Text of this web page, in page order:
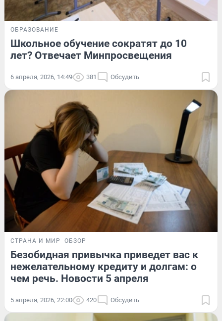
ОБРАЗОВАНИЕ
Школьное обучение сократят до 10
лет? Отвечает Минпросвещения
6 апреля, 2026, 14:49 381 Обсудить
СТРАНА И МИР ОБЗОР
Безобидная привычка приведет вас к
нежелательному кредиту и долгам: о
чем речь. Новости 5 апреля
5 апреля, 2026, 22:00 420 Обсудить